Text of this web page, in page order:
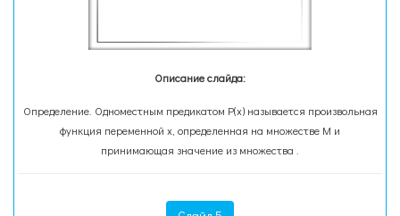
Описание слайда:
Определение. Одноместным предикатом P(x) называется произвольная
функция переменной x, определенная на множестве М и
принимающая значение из множества .